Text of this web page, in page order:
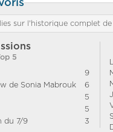
sur l'historique complet
5
9
de Sonia Mabrouk
6
5
5
du 7/9
3